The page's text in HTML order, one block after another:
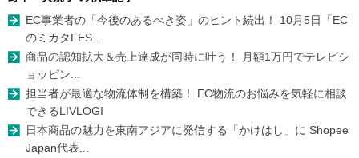
EC事業者の「今後のあるべき姿」のヒント続出！ 10月5日「EC
のミカタFES...
商品の認知拡大＆売上達成が同時に叶う！ 月額1万円でテレビシ
ョッピン...
担当者が最適な物流体制を構築！ EC物流のお悩みを気軽に相談
できるLIVLOGI
日本商品の魅力を東南アジアに発信する「かけはし」に Shopee
Japan代表...